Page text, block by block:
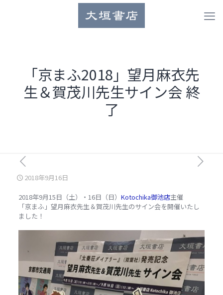
「京まふ2018」望月麻衣先
生＆賀茂川先生サイン会 終
了
2018年9月16日
2018年9月15日（土）・16日（日） Kotochika御池店主催
「京まふ」望月麻衣先生＆賀茂川先生のサイン会を開催いたし
ました！